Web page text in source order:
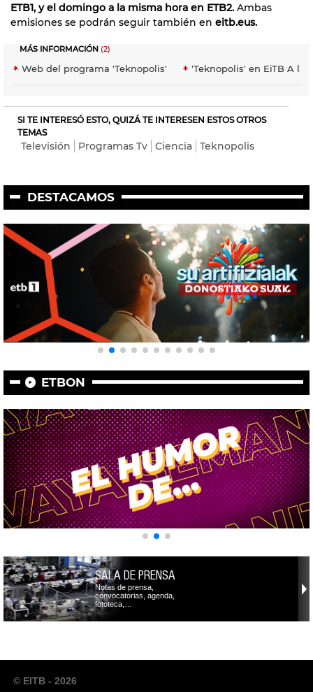
ETB1, y el domingo a la misma hora en ETB2. Ambas
emisiones se podrán seguir también en eitb.eus.
MÁS INFORMACIÓN (2)
Web del programa 'Teknopolis' 'Teknopolis' en EiTB A la
SI TE INTERESÓ ESTO, QUIZÁ TE INTERESEN ESTOS OTROS
TEMAS
Televisión Programas Tv Ciencia Teknopolis
DESTACAMOS
ETBON
SALA DE PRENSA
Notas de prensa,
convocatorias, agenda,
fototeca,…
© EITB - 2026